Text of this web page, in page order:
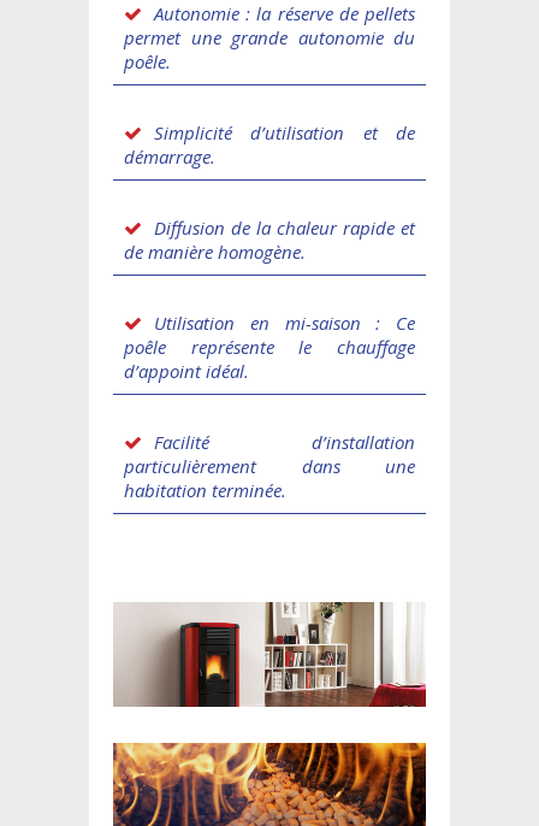
Autonomie : la réserve de pellets
permet une grande autonomie du
poêle.
Simplicité d’utilisation et de
démarrage.
Diffusion de la chaleur rapide et
de manière homogène.
Utilisation en mi-saison : Ce
poêle représente le chauffage
d’appoint idéal.
Facilité d’installation
particulièrement dans une
habitation terminée.